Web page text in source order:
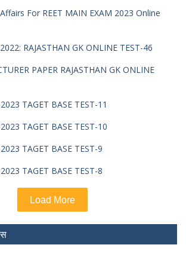
For REET MAIN EXAM 2023 Online
RAJASTHAN GK ONLINE TEST-46
PAPER RAJASTHAN GK ONLINE
TAGET BASE TEST-11
TAGET BASE TEST-10
TAGET BASE TEST-9
TAGET BASE TEST-8
Load More